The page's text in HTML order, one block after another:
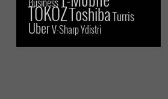
TOKOZToshibaTurris
UberV-SharpYdistri